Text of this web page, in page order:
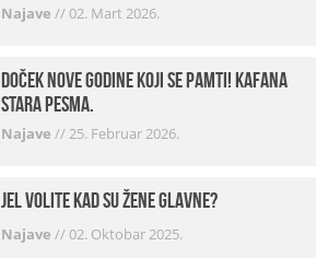
Najave //02. Mart 2026.
Doček Nove godine koji se pamti! Kafana
Stara pesma.
Najave //25. Februar 2026.
Jel volite kad su žene glavne?
Najave //02. Oktobar 2025.